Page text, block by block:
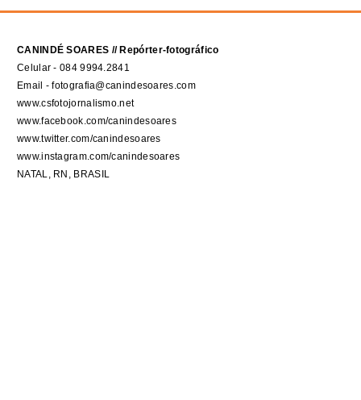
CANINDÉ SOARES // Repórter-fotográfico
Celular - 084 9994.2841
Email - fotografia@canindesoares.com
www.csfotojornalismo.net
www.facebook.com/canindesoares
www.twitter.com/canindesoares
www.instagram.com/canindesoares
NATAL, RN, BRASIL